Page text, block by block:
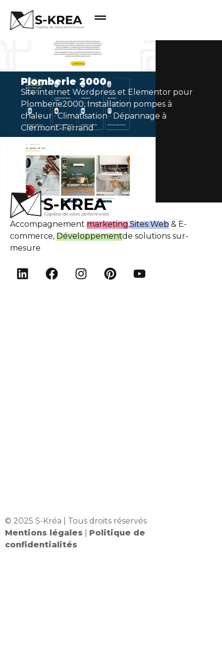
Plomberie 2000
Site internet Wordpress et Elementor pour
Plomberie2000, Installation pompes à
chaleur · Climatisation · Dépannage à
Clermont-Ferrand
Accompagnement marketing,Sites Web & E-
commerce, Développementde solutions sur-
mesure
© 2025 S-Kréa | Tous droits réservés
Mentions légales
Politique de
confidentialités